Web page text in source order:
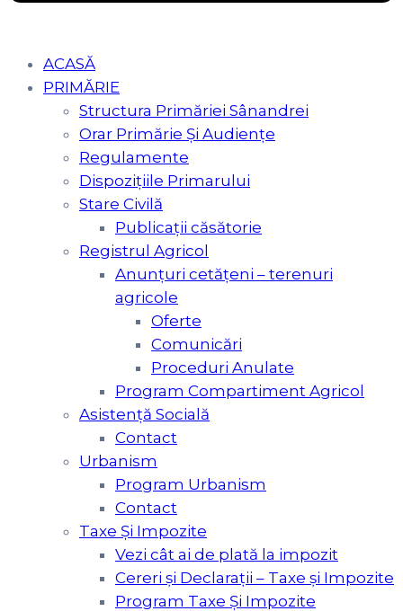
ACASĂ
PRIMĂRIE
Structura Primăriei Sânandrei
Orar Primărie Şi Audienţe
Regulamente
Dispozițiile Primarului
Stare Civilă
Publicații căsătorie
Registrul Agricol
Anunțuri cetățeni – terenuri
agricole
Oferte
Comunicări
Proceduri Anulate
Program Compartiment Agricol
Asistenţă Socială
Contact
Urbanism
Program Urbanism
Contact
Taxe Şi Impozite
Vezi cât ai de plată la impozit
Cereri și Declarații – Taxe și Impozite
Program Taxe Și Impozite